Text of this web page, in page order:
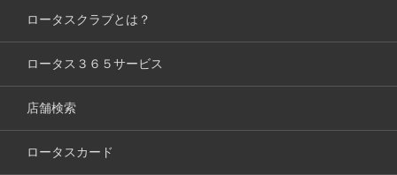
ロータスクラブとは？
ロータス３６５サービス
店舗検索
ロータスカード